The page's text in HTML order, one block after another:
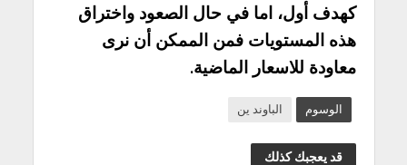
كهدف أول، اما في حال الصعود واختراق
هذه المستويات فمن الممكن أن نرى
معاودة للاسعار الماضية.
الوسوم الباوند ين
قد يعجبك كذلك